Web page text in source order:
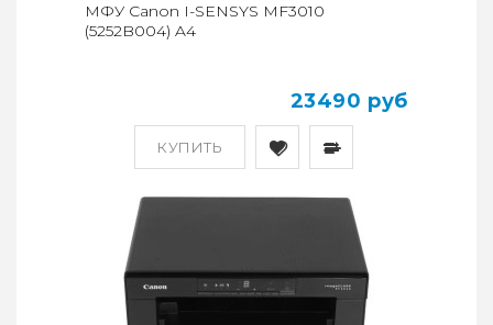
КУПИТЬ
МФУ Canon I-SENSYS MF3010
(5252B004) A4
23490 руб